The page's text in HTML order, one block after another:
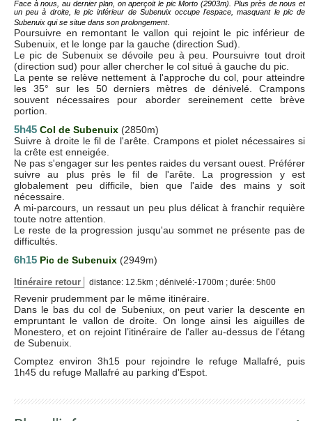
Face à nous, au dernier plan, on aperçoit le pic Morto (2903m). Plus près de nous et
un peu à droite, le pic inférieur de Subenuix occupe l'espace, masquant le pic de
Subenuix qui se situe dans son prolongement.
Poursuivre en remontant le vallon qui rejoint le pic inférieur de
Subenuix, et le longe par la gauche (direction Sud).
Le pic de Subenuix se dévoile peu à peu. Poursuivre tout droit
(direction sud) pour aller chercher le col situé à gauche du pic.
La pente se relève nettement à l'approche du col, pour atteindre
les 35° sur les 50 derniers mètres de dénivelé. Crampons
souvent nécessaires pour aborder sereinement cette brève
portion.
5h45 Col de Subenuix (2850m)
Suivre à droite le fil de l'arête. Crampons et piolet nécessaires si
la crête est enneigée.
Ne pas s'engager sur les pentes raides du versant ouest. Préférer
suivre au plus près le fil de l'arête. La progression y est
globalement peu difficile, bien que l'aide des mains y soit
nécessaire.
A mi-parcours, un ressaut un peu plus délicat à franchir requière
toute notre attention.
Le reste de la progression jusqu'au sommet ne présente pas de
difficultés.
6h15 Pic de Subenuix (2949m)
Itinéraire retour distance: 12.5km ; dénivelé:-1700m ; durée: 5h00
Revenir prudemment par le même itinéraire.
Dans le bas du col de Subeniux, on peut varier la descente en
empruntant le vallon de droite. On longe ainsi les aiguilles de
Monestero, et on rejoint l’itinéraire de l'aller au-dessus de l'étang
de Subenuix.
Comptez environ 3h15 pour rejoindre le refuge Mallafré, puis
1h45 du refuge Mallafré au parking d'Espot.